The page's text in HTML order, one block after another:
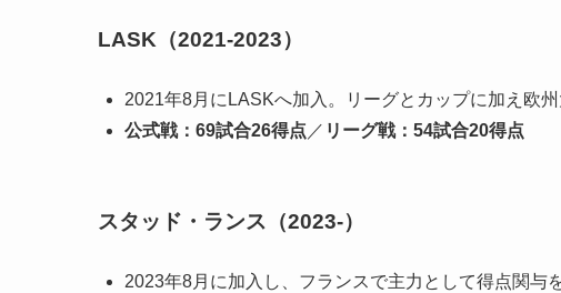
LASK（2021-2023）
2021年8月にLASKへ加入。リーグとカップに加え欧州
公式戦：69試合26得点 ／ リーグ戦：54試合20得点
スタッド・ランス（2023-）
2023年8月に加入し、フランスで主力として得点関与